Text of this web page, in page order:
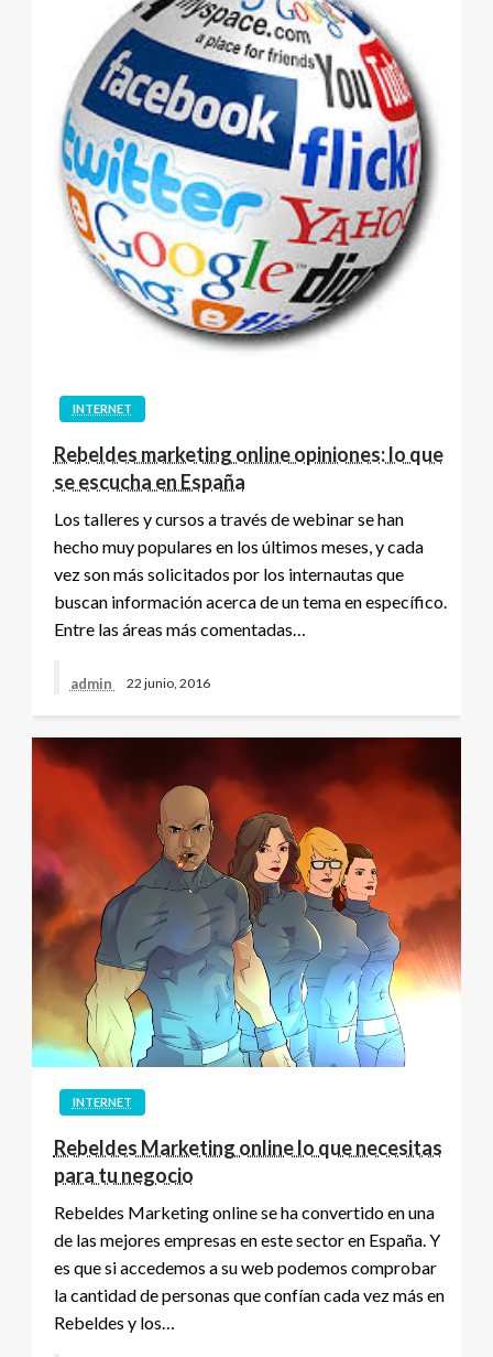
INTERNET
Rebeldes marketing online opiniones: lo que
se escucha en España
Los talleres y cursos a través de webinar se han
hecho muy populares en los últimos meses, y cada
vez son más solicitados por los internautas que
buscan información acerca de un tema en específico.
Entre las áreas más comentadas…
admin 22 junio, 2016
INTERNET
Rebeldes Marketing online lo que necesitas
para tu negocio
Rebeldes Marketing online se ha convertido en una
de las mejores empresas en este sector en España. Y
es que si accedemos a su web podemos comprobar
la cantidad de personas que confían cada vez más en
Rebeldes y los…